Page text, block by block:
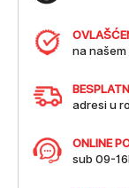
na
adresi u
ONLINE
sub 09-